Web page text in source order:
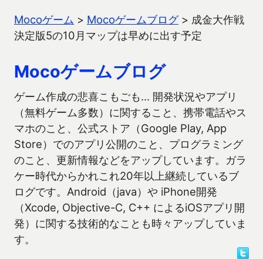
Mocoゲーム > Mocoゲームブログ> 成金大作戦
決定版5の10月マップは早めに出す予定
Mocoゲームブログ
ゲーム作成の悲喜こもごも… 開発状況やアプリ
（無料ゲーム多数）に関すること、携帯電話やス
マホのこと、公式ストア（Google Play, App
Store）でのアプリ公開のこと、プログラミング
のこと、更新情報などをアップしています。ガラ
ケー時代からかれこれ20年以上継続しているブ
ログです。Android（java）や iPhone開発
（Xcode, Objective-C, C++ によるiOSアプリ開
発）に関する技術的なことも時々アップしていま
す。